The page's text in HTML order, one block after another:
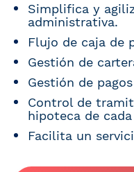
Simplifica y
administrativa.
Flujo de caja de
Gestión de
Gestión de
Control de
hipoteca de
Facilita un